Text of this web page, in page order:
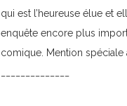
qui est l’heureuse élue et
enquête encore plus
comique. Mention spéciale